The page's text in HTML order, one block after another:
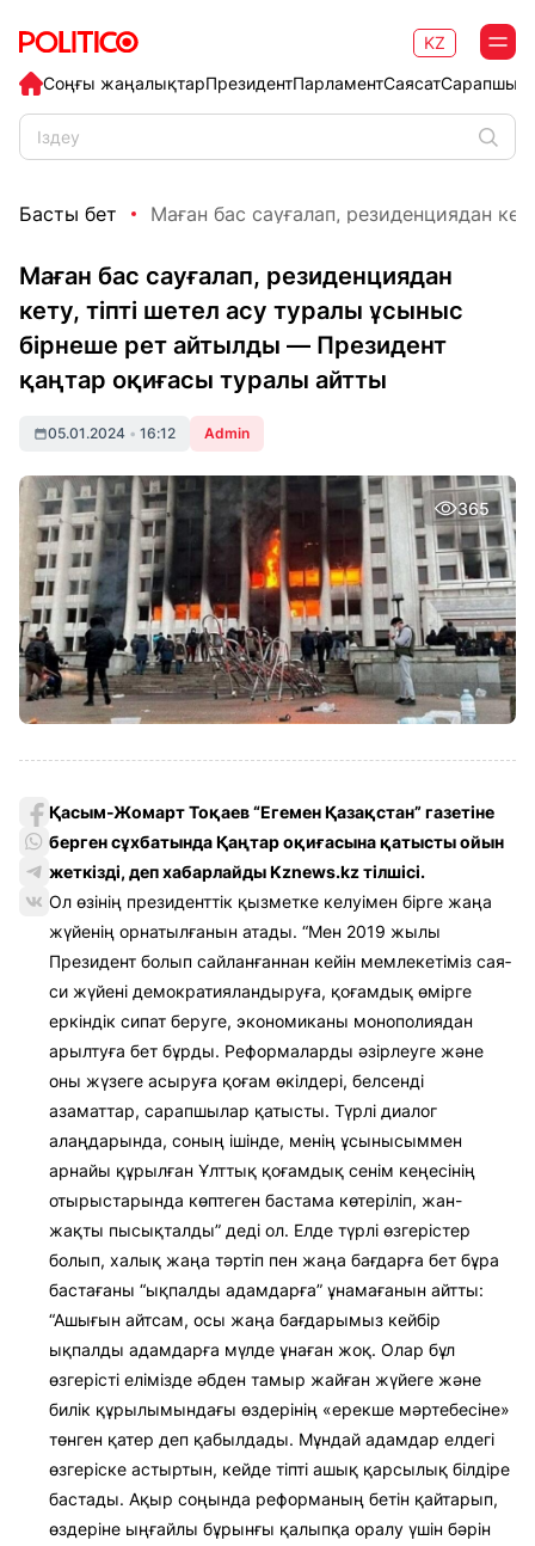
Соңғы жаңалықтарПрезидентПарламентСаясат
KZ
Басты бет Маған бас сауғалап, резиденциядан
Маған бас сауғалап, резиденциядан
кету, тіпті шетел асу туралы ұсыныс
бірнеше рет айтылды — Президент
қаңтар оқиғасы туралы айтты
05.01.2024 • 16:12 Admin
365
Қасым-Жомарт Тоқаев “Егемен Қазақстан” газетіне
берген сұхбатында Қаңтар оқиғасына қатысты ойын
жеткізді, деп хабарлайды Kznews.kz тілшісі.
Ол өзінің президенттік қызметке келуімен бірге жаңа
жүйенің орнатылғанын атады. “Мен 2019 жылы
Президент болып сайланғаннан кейін мемлекетіміз сая­
си жүйені демократияландыруға, қоғамдық өмірге
еркіндік сипат беруге, экономиканы монополиядан
арылтуға бет бұрды. Реформаларды әзірлеуге және
оны жүзеге асыруға қоғам өкілдері, белсенді
азаматтар, сарапшылар қатысты. Түрлі диалог
алаңдарында, соның ішінде, менің ұсы­нысыммен
арнайы құрылған Ұлт­тық қоғамдық сенім кеңесінің
отырыс­тарында көптеген бастама көтеріліп, жан-
жақты пысықталды” деді ол. Елде түрлі өзгерістер
болып, халық жаңа тәртіп пен жаңа бағдарға бет бұра
бастағаны “ықпалды адамдарға” ұнамағанын айтты:
“Ашығын айтсам, осы жаңа бағдары­мыз кейбір
ықпалды адамдарға мүлде ұнаған жоқ. Олар бұл
өзгерісті елімізде әбден тамыр жайған жүйеге және
билік құрылымындағы өздерінің «ерекше мәртебесіне»
төнген қатер деп қабылдады. Мұндай адамдар елдегі
өзгеріске астыртын, кейде тіпті ашық қарсылық білдіре
бастады. Ақыр соңында реформаның бетін қайтарып,
өздеріне ыңғайлы бұрынғы қалыпқа оралу үшін бәрін